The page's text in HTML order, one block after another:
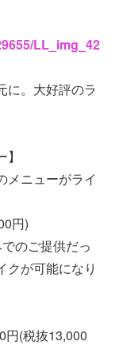
LL_img_42
に。大好評のラ
メニューがライ
円)
のご提供だっ
クが可能になり
円(税抜13,000